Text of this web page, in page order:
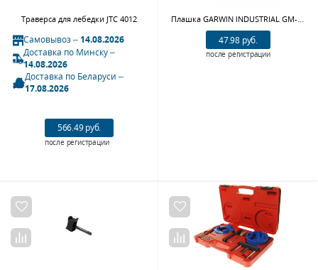
Траверса для лебедки JTC 4012
Самовывоз –14.08.2026
Доставка по Минску –
14.08.2026
Доставка по Беларуси –
17.08.2026
566.49 руб.
после регистрации
Плашка GARWIN INDUSTRIAL GM-DC12175 (M 12x1,75, HSS, DIN 223, 6g, 38x14 мм)
47.98 руб.
после регистрации